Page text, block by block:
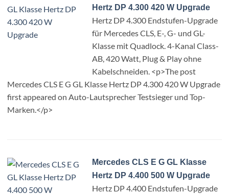
Hertz DP 4.300 420 W Upgrade
Hertz DP 4.300 Endstufen-Upgrade
für Mercedes CLS, E-, G- und GL-
Klasse mit Quadlock. 4-Kanal Class-
AB, 420 Watt, Plug & Play ohne
Kabelschneiden. <p>The post
Mercedes CLS E G GL Klasse Hertz DP 4.300 420 W Upgrade
first appeared on Auto-Lautsprecher Testsieger und Top-
Marken.</p>
Mercedes CLS E G GL Klasse
Hertz DP 4.400 500 W Upgrade
Hertz DP 4.400 Endstufen-Upgrade